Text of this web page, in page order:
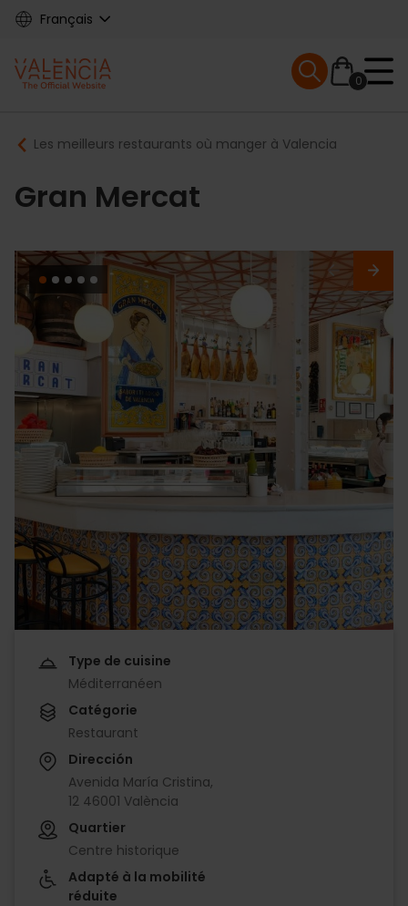
Skip
content
Français
Main
navigation
0
Mobile menu
Breadcrumb
Les meilleurs restaurants où manger à Valencia
Gran Mercat
Type de cuisine
Méditerranéen
Catégorie
Restaurant
Dirección
Avenida María Cristina,
12 46001 València
Quartier
Centre historique
Adapté à la mobilité
réduite